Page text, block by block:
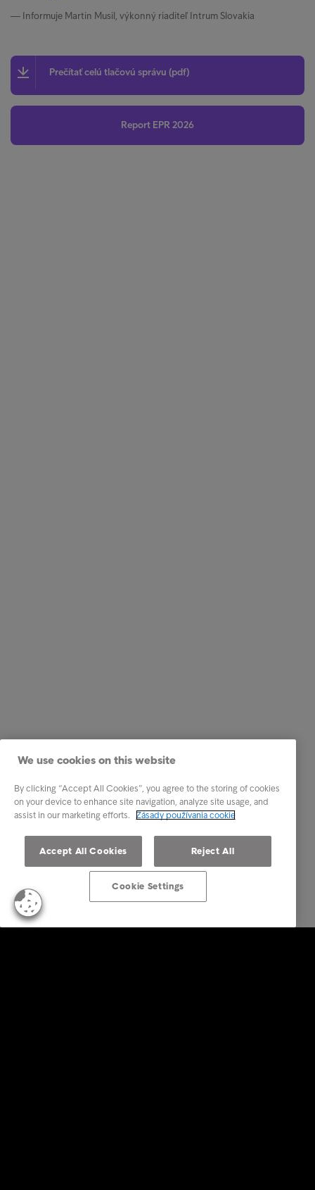
Informuje Martin Musil, výkonný riaditeľ Intrum Slovakia
Prečítať celú tlačovú správu (pdf)
Report EPR 2026
We use cookies on this website
By clicking “Accept All Cookies”, you agree to the storing of cookies
on your device to enhance site navigation, analyze site usage, and
assist in our marketing efforts. Zásady používania cookie
Accept All Cookies Reject All
Cookie Settings